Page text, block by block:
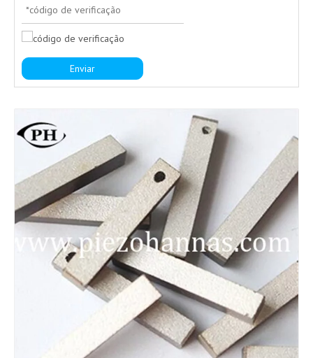
Enviar